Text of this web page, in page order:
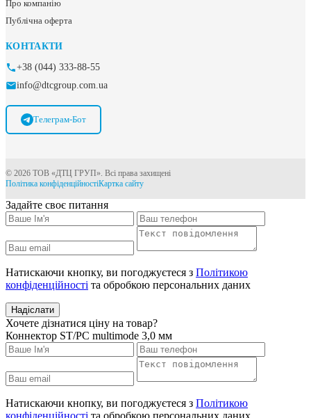
Про компанію
Публічна оферта
КОНТАКТИ
+38 (044) 333-88-55
info@dtcgroup.com.ua
Телеграм-Бот
© 2026 ТОВ «ДТЦ ГРУП». Всі права захищені
Політика конфіденційностіКартка сайту
Задайте своє питання
Натискаючи кнопку, ви погоджуєтеся з Політикою
конфіденційності та обробкою персональних даних
Надіслати
Хочете дізнатися ціну на товар?
Коннектор ST/PC multimode 3,0 мм
Натискаючи кнопку, ви погоджуєтеся з Політикою
конфіденційності та обробкою персональних даних